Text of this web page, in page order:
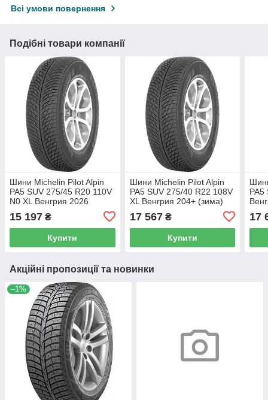
Всі умови повернення
Подібні товари компанії
Шини Michelin Pilot Alpin
PA5 SUV 275/45 R20 110V
N0 XL Венгрия 2026
15 197 ₴
Купити
Шини Michelin Pilot Alpin
PA5 SUV 275/40 R22 108V
XL Венгрия 204+ (зима)
17 567₴
Купити
PA5
17
Акційні пропозиції та новинки
–1%